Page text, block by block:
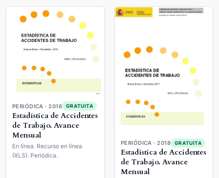
PERIÓDICA · 2016 GRATUITA
Estadística de Accidentes
de Trabajo. Avance
Mensual
En línea. Recurso en línea
(XLS). Periódica.
PERIÓDICA · 2018 GRATUITA
Estadística de Accidentes
de Trabajo. Avance
Mensual